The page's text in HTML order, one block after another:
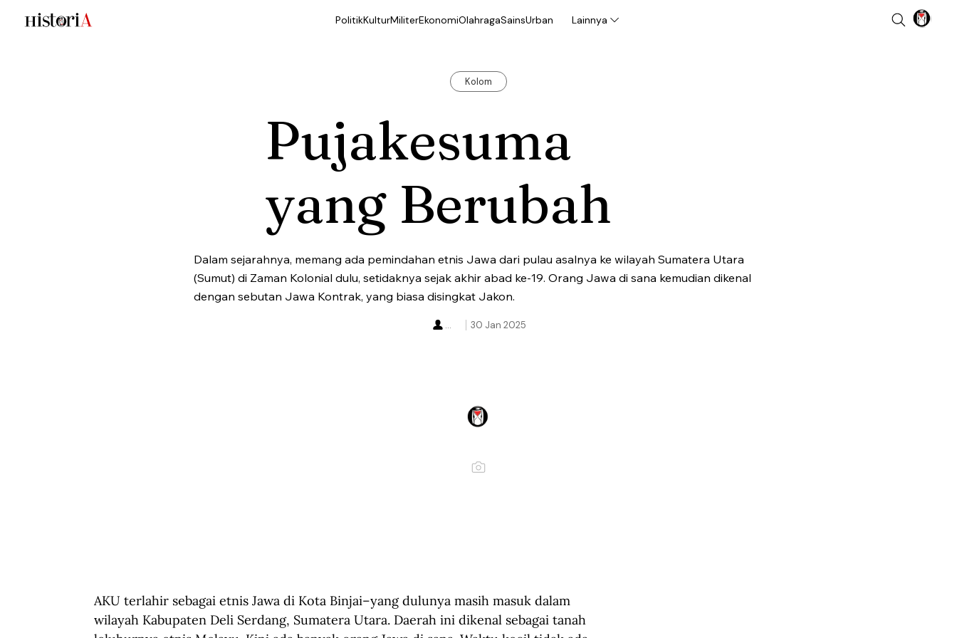
PolitikKulturMiliterEkonomiOlahragaSainsUrban Lainnya
Kolom
Pujakesuma
yang Berubah
Dalam sejarahnya, memang ada pemindahan etnis Jawa dari pulau asalnya ke wilayah Sumatera Utara
(Sumut) di Zaman Kolonial dulu, setidaknya sejak akhir abad ke-19. Orang Jawa di sana kemudian dikenal
dengan sebutan Jawa Kontrak, yang biasa disingkat Jakon.
30 Jan 2025
...
AKU terlahir sebagai etnis Jawa di Kota Binjai–yang dulunya masih masuk dalam
wilayah Kabupaten Deli Serdang, Sumatera Utara. Daerah ini dikenal sebagai tanah